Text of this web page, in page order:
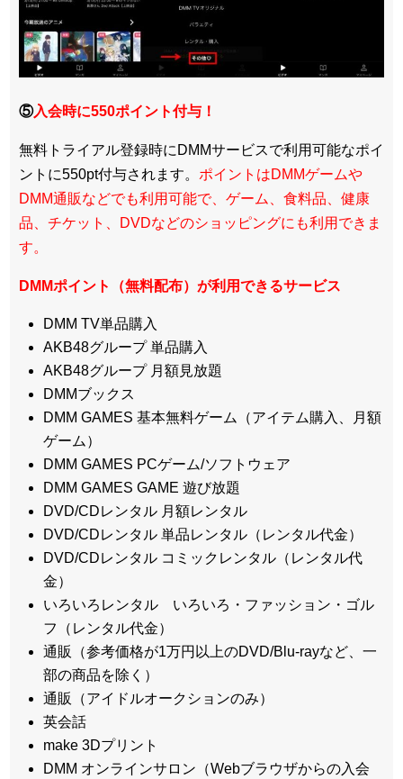
⑤入会時に550ポイント付与！
無料トライアル登録時にDMMサービスで利用可能なポイ
ントに550pt付与されます。 ポイントはDMMゲームや
DMM通販などでも利用可能で、ゲーム、食料品、健康
品、チケット、DVDなどのショッピングにも利用できま
す。
DMMポイント（無料配布）が利用できるサービス
DMM TV単品購入
AKB48グループ 単品購入
AKB48グループ 月額見放題
DMMブックス
DMM GAMES 基本無料ゲーム（アイテム購入、月額
ゲーム）
DMM GAMES PCゲーム/ソフトウェア
DMM GAMES GAME 遊び放題
DVD/CDレンタル 月額レンタル
DVD/CDレンタル 単品レンタル（レンタル代金）
DVD/CDレンタル コミックレンタル（レンタル代
金）
いろいろレンタル いろいろ・ファッション・ゴル
フ（レンタル代金）
通販（参考価格が1万円以上のDVD/Blu-rayなど、一
部の商品を除く）
通販（アイドルオークションのみ）
英会話
make 3Dプリント
DMM オンラインサロン（Webブラウザからの入会